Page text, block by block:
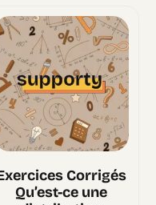
Corrigés
Qu’est-ce une